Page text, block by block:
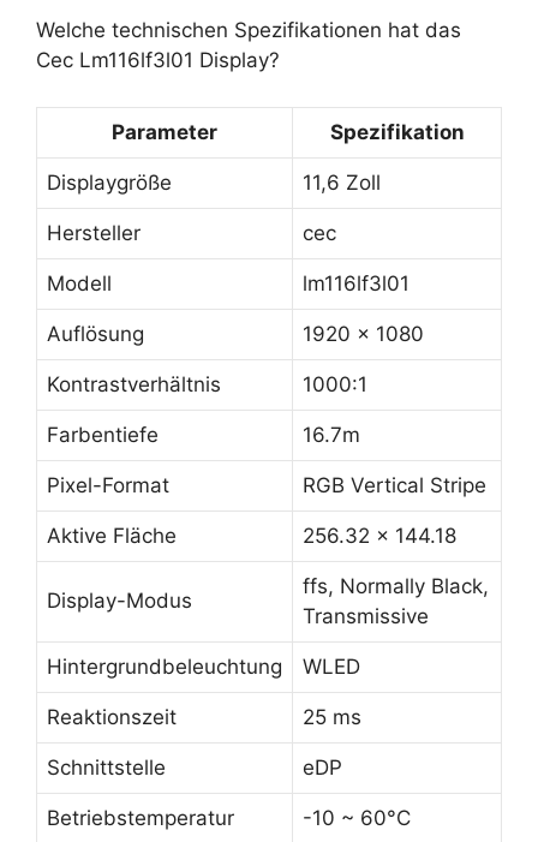
Welche technischen Spezifikationen hat das
Cec Lm116lf3l01 Display?
Parameter Spezifikation
Displaygröße 11,6 Zoll
Hersteller cec
Modell lm116lf3l01
Auflösung 1920 x 1080
Kontrastverhältnis 1000:1
Farbentiefe 16.7m
Pixel-Format RGB Vertical Stripe
Aktive Fläche 256.32 x 144.18
Display-Modus
ffs, Normally Black,
Transmissive
Hintergrundbeleuchtung WLED
Reaktionszeit 25 ms
Schnittstelle eDP
Betriebstemperatur -10 ~ 60°C